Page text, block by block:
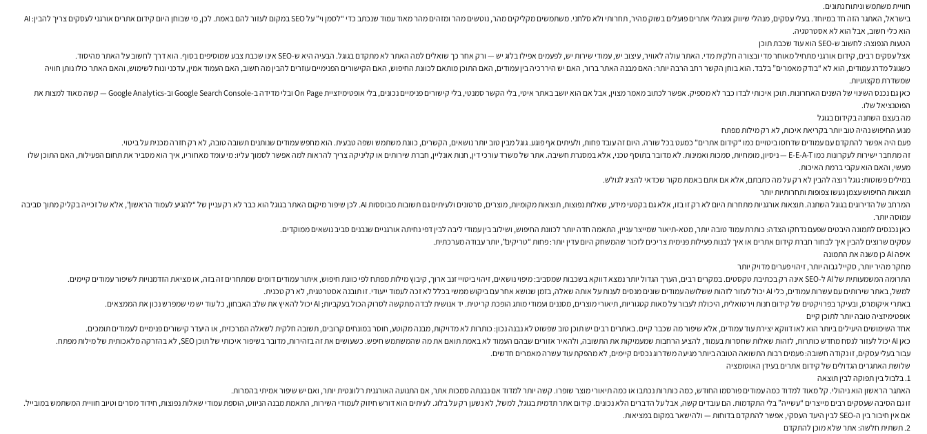
חוויית משתמש וניתוח נתונים.
בישראל, האתגר הזה חד במיוחד. בעלי עסקים, מנהלי שיווק ומנהלי אתרים פועלים בשוק מהיר, תחרותי ולא סלחני. משתמשים מקליקים מהר, נוטשים מהר ומזהים מהר מאוד עמוד שנכתב כדי “לסמן וי” על SEO במקום לעזור להם באמת. לכן, מי שבוחן היום קידום אתרים אורגני לעסקים צריך להבין: AI
הוא כלי חשוב, אבל הוא לא אסטרטגיה.
הטעות הנפוצה: לחשוב ש-SEO הוא עוד שכבת תוכן
אצל עסקים רבים, קידום אורגני מתחיל מאוחר מדי ובצורה חלקית מדי. האתר עולה לאוויר, עיצוב יש, עמודי שירות יש, לפעמים אפילו בלוג יש — ורק אחר כך שואלים למה האתר לא מתקדם בגוגל. הבעיה היא ש-SEO אינו שכבת צבע שמוסיפים בסוף. הוא דרך לחשוב על האתר מהיסוד.
כשגוגל מדרג עמודים, הוא לא “בודק מאמרים” בלבד. הוא בוחן הקשר רחב הרבה יותר: האם מבנה האתר ברור, האם יש היררכיה בין עמודים, האם התוכן מותאם לכוונת החיפוש, האם הקישורים הפנימיים עוזרים להבין מה חשוב, האם העמוד אמין, עדכני ונוח לשימוש, והאם האתר כולו נותן חוויה
שמשדרת מקצועיות.
כאן גם נכנס השינוי של השנים האחרונות. תוכן איכותי לבדו כבר לא מספיק. אפשר לכתוב מאמר מצוין, אבל אם הוא יושב באתר איטי, בלי הקשר סמנטי, בלי קישורים פנימיים נכונים, בלי אופטימיזציית On Page ובלי מדידה ב-Google Search Console וב-Google Analytics — קשה מאוד למצות את
הפוטנציאל שלו.
מה בעצם השתנה בקידום בגוגל
מנוע החיפוש נהיה טוב יותר בקריאת איכות, לא רק מילות מפתח
פעם היה אפשר להתקדם עם עמודים שדחסו ביטויים כמו “קידום אתרים” כמעט בכל שורה. היום זה עובד פחות, ולעיתים אף פוגע. גוגל מבין טוב יותר נושאים, הקשרים, כוונת משתמש ושפה טבעית. הוא מחפש עמודים שנותנים תשובה טובה, לא רק חזרה מכנית על ביטוי.
זה מתחבר ישירות לעקרונות כמו E-E-A-T — ניסיון, מומחיות, סמכות ואמינות. לא מדובר בתוסף טכני, אלא במסגרת חשיבה. אתר של משרד עורכי דין, חנות אונליין, חברת שירותים או קליניקה צריך להראות למה אפשר לסמוך עליו: מי עומד מאחוריו, איך הוא מסביר את תחום הפעילות, האם התוכן שלו
מעשי, והאם הוא עקבי ברמת האיכות.
במילים פשוטות: גוגל רוצה להבין לא רק על מה כתבתם, אלא אם אתם באמת מקור שכדאי להציג לגולש.
תוצאות החיפוש עצמן נעשו צפופות ותחרותיות יותר
המרחב של הדירוגים בגוגל השתנה. תוצאות אורגניות מתחרות היום לא רק זו בזו, אלא גם בקטעי מידע, שאלות נפוצות, תוצאות מקומיות, מוצרים, סרטונים ולעיתים גם תשובות מבוססות AI. לכן שיפור מיקום האתר בגוגל הוא כבר לא רק עניין של “להגיע לעמוד הראשון”, אלא של זכייה בקליק מתוך סביבה
עמוסה יותר.
כאן נכנסים לתמונה היבטים שפעם נדחקו הצדה: כותרת עמוד טובה יותר, מטא-תיאור שמייצר עניין, התאמה חדה יותר לכוונת החיפוש, ושילוב בין עמודי ליבה לבין דפי נחיתה אורגניים שנבנים סביב נושאים ממוקדים.
עסקים שרוצים להבין איך לבחור חברת קידום אתרים או איך לבנות פעילות פנימית צריכים לזכור שהמשחק היום עדין יותר: פחות “טריקים”, יותר עבודה מערכתית.
איפה AI כן משנה את התמונה
מחקר מהיר יותר, סקייל גבוה יותר, זיהוי פערים מדויק יותר
התרומה המשמעותית של AI ל-SEO אינה רק בכתיבת טקסטים. במקרים רבים, הערך הגדול יותר נמצא דווקא בשכבות שמסביב: מיפוי נושאים, זיהוי ביטויי זנב ארוך, קיבוץ מילות מפתח לפי כוונת חיפוש, איתור עמודים דומים שמתחרים זה בזה, או מציאת הזדמנויות לשיפור עמודים קיימים.
למשל, באתר שירותים עם עשרות עמודים, כלי AI יכול לעזור לזהות ששלושה עמודים שונים מנסים לענות על אותה שאלה, בזמן שנושא אחר עם ביקוש ממשי בכלל לא זכה לעמוד ייעודי. זו תובנה אסטרטגית, לא רק טכנית.
באתרי איקומרס, ובעיקר בפרויקטים של קידום חנות וירטואלית, היכולת לעבור על מאות קטגוריות, תיאורי מוצרים, מסננים ועמודי מותג הופכת קריטית. יד אנושית לבדה מתקשה לסרוק הכול בעקביות; AI יכול להאיץ את שלב האבחון, כל עוד יש מי שמפרש נכון את הממצאים.
אופטימיזציה טובה יותר לתוכן קיים
אחד השימושים היעילים ביותר הוא לאו דווקא יצירת עוד עמודים, אלא שיפור מה שכבר קיים. באתרים רבים יש תוכן טוב שפשוט לא נבנה נכון: כותרות לא מדויקות, מבנה מקוטע, חוסר במונחים קרובים, תשובה חלקית לשאלה המרכזית, או היעדר קישורים פנימיים לעמודים תומכים.
כאן AI יכול לעזור לנסח מחדש כותרות, לזהות שאלות שחסרות בעמוד, להציע הרחבות שמעמיקות את התשובה, ולהאיר אזורים שבהם העמוד לא באמת תואם את מה שהמשתמש חיפש. כשעושים את זה בזהירות, מדובר בשיפור איכותי של תוכן SEO, לא בהזרקה מלאכותית של מילות מפתח.
עבור בעלי עסקים, זו נקודה חשובה: פעמים רבות התשואה הטובה ביותר מגיעה משדרוג נכסים קיימים, לא מהפקת עוד עשרה מאמרים חדשים.
שלושת האתגרים הגדולים של קידום אתרים בעידן האוטומציה
1. בלבול בין תפוקה לבין תוצאה
האתגר הראשון הוא ניהולי. קל מאוד למדוד כמה עמודים פורסמו החודש, כמה כותרות נכתבו או כמה תיאורי מוצר שופרו. קשה יותר למדוד אם נבנתה סמכות אתר, אם התנועה האורגנית רלוונטית יותר, ואם יש שיפור אמיתי בהמרות.
זו גם הסיבה שעסקים רבים מייצרים “עשייה” בלי התקדמות. הם עובדים קשה, אבל על הדברים הלא נכונים. קידום אתר תדמית בגוגל, למשל, לא נשען רק על בלוג. לעיתים הוא דורש חיזוק לעמודי השירות, התאמת מבנה הניווט, הוספת עמודי שאלות נפוצות, חידוד מסרים וטיוב חוויית המשתמש במובייל.
אם אין חיבור בין ה-SEO לבין היעד העסקי, אפשר להתקדם בדוחות — ולהישאר במקום במציאות.
2. תשתית חלשה: אתר שלא מוכן להתקדם